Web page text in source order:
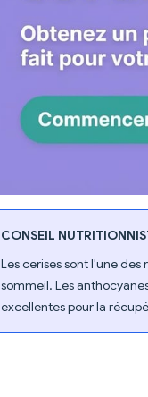
CONSEIL
Les cerises sont l'une
sommeil. Les
excellentes pour la